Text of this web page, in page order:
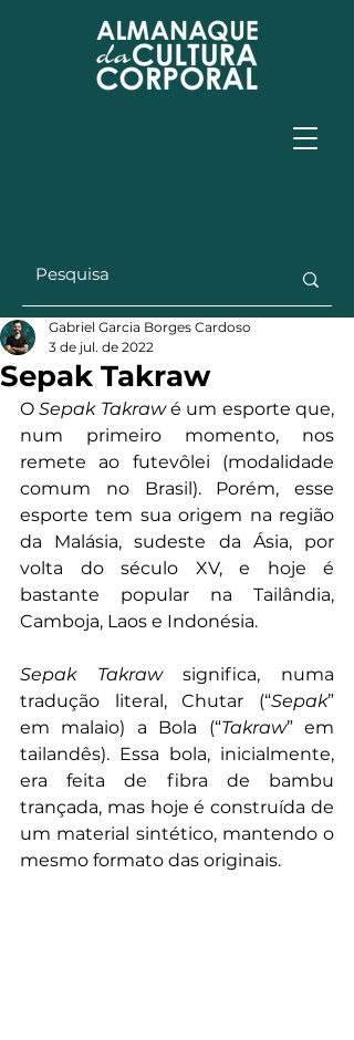
Sepak Takraw
Gabriel Garcia Borges Cardoso
3 de jul. de 2022
O Sepak Takraw é um esporte que,
num primeiro momento, nos
remete ao futevôlei (modalidade
comum no Brasil). Porém, esse
esporte tem sua origem na região
da Malásia, sudeste da Ásia, por
volta do século XV, e hoje é
bastante popular na Tailândia,
Camboja, Laos e Indonésia.
Sepak Takraw significa, numa
tradução literal, Chutar (“Sepak”
em malaio) a Bola (“Takraw” em
tailandês). Essa bola, inicialmente,
era feita de fibra de bambu
trançada, mas hoje é construída de
um material sintético, mantendo o
mesmo formato das originais.